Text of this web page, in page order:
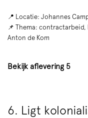
📍 Locatie: Johannes
📌 Thema: contractarbeid,
Anton de Kom
Bekijk aflevering 5
6. Ligt